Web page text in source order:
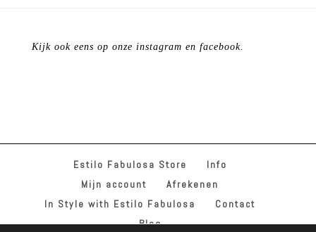
Kijk ook eens op onze instagram en facebook.
Estilo Fabulosa Store
Info
Mijn account
Afrekenen
In Style with Estilo Fabulosa
Contact
Blog